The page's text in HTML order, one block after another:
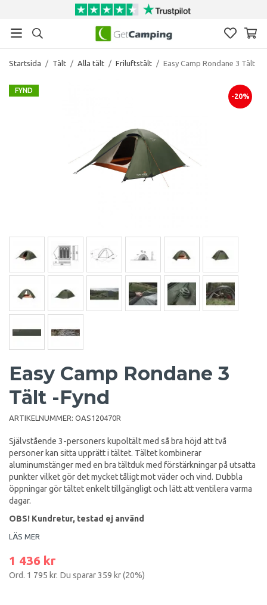
Startsida / Tält / Alla tält / Friluftstält / Easy Camp Rondane 3 Tält
FYND
-20%
Easy Camp Rondane 3
Tält -Fynd
ARTIKELNUMMER: OAS120470R
Självstående 3-personers kupoltält med så bra höjd att två
personer kan sitta upprätt i tältet. Tältet kombinerar
aluminumstänger med en bra tältduk med förstärkningar på utsatta
punkter vilket gör det mycket tåligt mot väder och vind. Dubbla
öppningar gör tältet enkelt tillgängligt och lätt att ventilera varma
dagar.
OBS! Kundretur, testad ej använd
LÄS MER
1 436 kr
Ord. 1 795 kr. Du sparar359 kr(20%)